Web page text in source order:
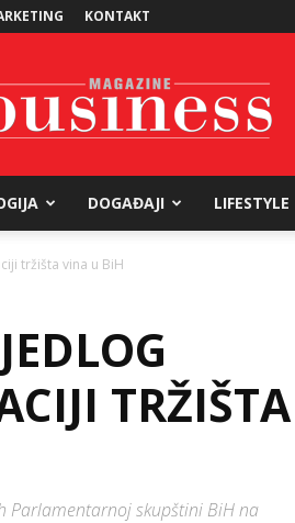
KONTAKT
Magazine
DOGAĐAJI LIFESTYLE
tržišta vina u BiH
TRŽIŠTA
Parlamentarnoj skupštini BiH na